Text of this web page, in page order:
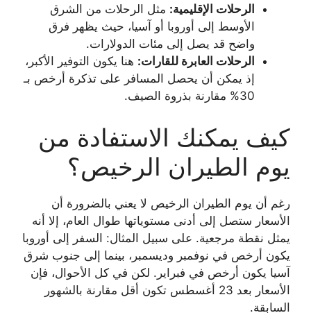
الرحلات الإقليمية: مثل الرحلات من الشرق
الأوسط إلى أوروبا أو آسيا، حيث يظهر فرق
واضح قد يصل إلى مئات الدولارات.
الرحلات العابرة للقارات: هنا يكون التوفير الأكبر،
إذ يمكن أن يحصل المسافر على تذكرة أرخص بـ
30% مقارنة بذروة الصيف.
كيف يمكنك الاستفادة من
يوم الطيران الرخيص؟
رغم أن يوم الطيران الرخيص لا يعني بالضرورة أن
الأسعار ستصل إلى أدنى مستوياتها طوال العام، إلا أنه
يمثل نقطة مرجعية. على سبيل المثال: السفر إلى أوروبا
يكون أرخص في نوفمبر وديسمبر، بينما إلى جنوب شرق
آسيا يكون أرخص في فبراير. لكن في كل الأحوال، فإن
الأسعار بعد 23 أغسطس تكون أقل مقارنة بالشهور
السابقة.